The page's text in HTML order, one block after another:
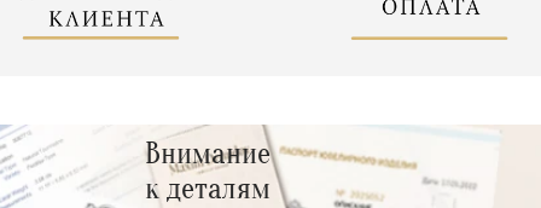
Внимание
к деталям